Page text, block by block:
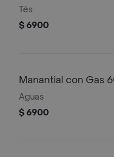
Tés
$ 6900
Manantial con Gas
Aguas
$ 6900